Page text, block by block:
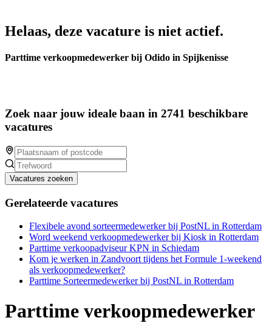
Helaas, deze vacature is niet actief.
Parttime verkoopmedewerker bij Odido in Spijkenisse
Zoek naar jouw ideale baan in 2741 beschikbare
vacatures
Vacatures zoeken
Gerelateerde vacatures
Flexibele avond sorteermedewerker bij PostNL in Rotterdam
Word weekend verkoopmedewerker bij Kiosk in Rotterdam
Parttime verkoopadviseur KPN in Schiedam
Kom je werken in Zandvoort tijdens het Formule 1-weekend
als verkoopmedewerker?
Parttime Sorteermedewerker bij PostNL in Rotterdam
Parttime verkoopmedewerker